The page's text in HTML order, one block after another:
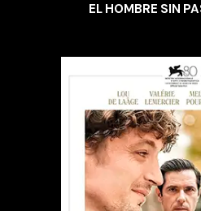
EL HOMBRE SIN